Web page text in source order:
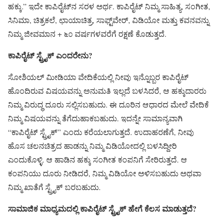
ಹಕ್ಕು.” ಇದೇ ಕಾಪಿರೈಟ್‌ನ ಸರಳ ಅರ್ಥ. ಕಾಪಿರೈಟ್ ನಿಮ್ಮ ಸಾಹಿತ್ಯ, ಸಂಗೀತ,
ಸಿನಿಮಾ, ಚಿತ್ರಕಲೆ, ಛಾಯಾಚಿತ್ರ, ಸಾಫ್ಟ್‌ವೇರ್, ವಿಡಿಯೋ ಮತ್ತು ಕವನವನ್ನು
ನಿಮ್ಮ ಜೀವಮಾನ + ೬೦ ವರ್ಷಗಳವರೆಗೆ ರಕ್ಷಣೆ ಕೊಡುತ್ತದೆ.
ಕಾಪಿರೈಟ್ ಸ್ಟ್ರೈಕ್ ಎಂದರೇನು?
ಸೋಶಿಯಲ್ ಮೀಡಿಯಾ ವೇದಿಕೆಯಲ್ಲಿ ನೀವು ಇನ್ನೊಬ್ಬರ ಕಾಪಿರೈಟ್
ಹೊಂದಿರುವ ವಿಷಯವನ್ನು ಅನುಮತಿ ಇಲ್ಲದೆ ಬಳಸಿದರೆ, ಆ ಹಕ್ಕುದಾರರು
ನಿಮ್ಮ ವಿರುದ್ಧ ದೂರು ಸಲ್ಲಿಸಬಹುದು. ಈ ದೂರಿನ ಆಧಾರದ ಮೇಲೆ ವೇದಿಕೆ
ನಿಮ್ಮ ವಿಷಯವನ್ನು ತೆಗೆದುಹಾಕಬಹುದು. ಇದನ್ನೇ ಸಾಮಾನ್ಯವಾಗಿ
“ಕಾಪಿರೈಟ್ ಸ್ಟ್ರೈಕ್” ಎಂದು ಕರೆಯಲಾಗುತ್ತದೆ. ಉದಾಹರಣೆಗೆ, ನೀವು
ಹೊಸ ಚಲನಚಿತ್ರದ ಹಾಡನ್ನು ನಿಮ್ಮ ವಿಡಿಯೋದಲ್ಲಿ ಬಳಸಿದ್ದೀರಿ
ಎಂದುಕೊಳ್ಳಿ. ಆ ಹಾಡಿನ ಹಕ್ಕು ಸಂಗೀತ ಕಂಪನಿಗೆ ಸೇರಿರುತ್ತದೆ. ಆ
ಕಂಪನಿಯು ದೂರು ನೀಡಿದರೆ, ನಿಮ್ಮ ವಿಡಿಯೋ ಅಳಿಸಬಹುದು ಅಥವಾ
ನಿಮ್ಮ ಖಾತೆಗೆ ಸ್ಟ್ರೈಕ್ ಬರಬಹುದು.
ಸಾಮಾಜಿಕ ಮಾಧ್ಯಮದಲ್ಲಿ ಕಾಪಿರೈಟ್ ಸ್ಟ್ರೈಕ್ ಹೇಗೆ ಕೆಲಸ ಮಾಡುತ್ತದೆ?